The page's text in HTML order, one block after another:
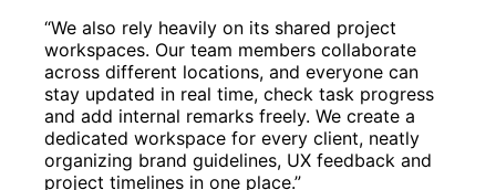
“We also rely heavily on its shared project
workspaces. Our team members collaborate
across different locations, and everyone can
stay updated in real time, check task progress
and add internal remarks freely. We create a
dedicated workspace for every client, neatly
organizing brand guidelines, UX feedback and
project timelines in one place.”